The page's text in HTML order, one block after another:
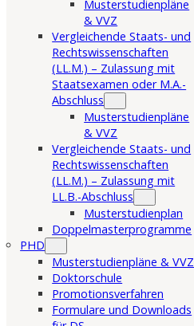
Musterstudienpläne
& VVZ
Vergleichende Staats- und
Rechtswissenschaften
(LL.M.) – Zulassung mit
Staatsexamen oder M.A.-
Abschluss
Musterstudienpläne
& VVZ
Vergleichende Staats- und
Rechtswissenschaften
(LL.M.) – Zulassung mit
LL.B.-Abschluss
Musterstudienplan
Doppelmasterprogramme
PHD
Musterstudienpläne & VVZ
Doktorschule
Promotionsverfahren
Formulare und Downloads